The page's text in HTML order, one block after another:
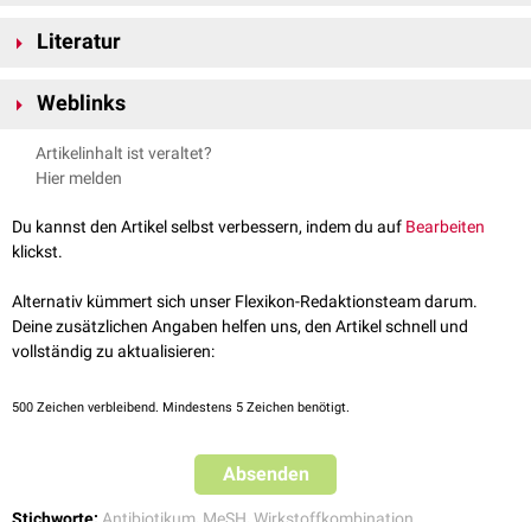
Exblifep®in der EU zugelassen. Zulassungsinhaber ist
Literatur
pharmacokinetic, pharmacodynamic, and clinical evaluation
Lanier C et al. Cefepime-Enmetazobactam: A Drug Review of a Novel
Beta-Lactam/Beta-Lactamase Inhibitor
Weblinks
Drugbank - Enmetazobactam
Pharmazeutische Zeitung Arzneistoffe - Enmetazobactam
Gelbe Liste Wirkstoffe - Enmetazobactam
, abgerufen am
14.07.2024
MeSH: 2050096
Artikelinhalt ist veraltet?
Hier melden
Du kannst den Artikel selbst verbessern, indem du auf Bearbeiten
klickst.
Alternativ kümmert sich unser Flexikon-Redaktionsteam darum.
Deine zusätzlichen Angaben helfen uns, den Artikel schnell und
vollständig zu aktualisieren:
500 Zeichen verbleibend. Mindestens 5 Zeichen benötigt.
Absenden